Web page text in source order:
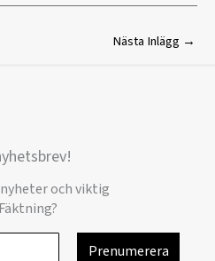
Nästa Inlägg →
och viktig